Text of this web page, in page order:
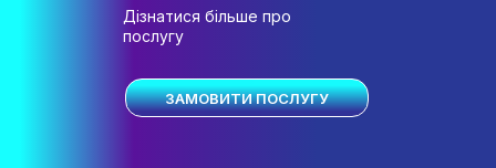
Дізнатися більше про
послугу
ЗАМОВИТИ ПОСЛУГУ